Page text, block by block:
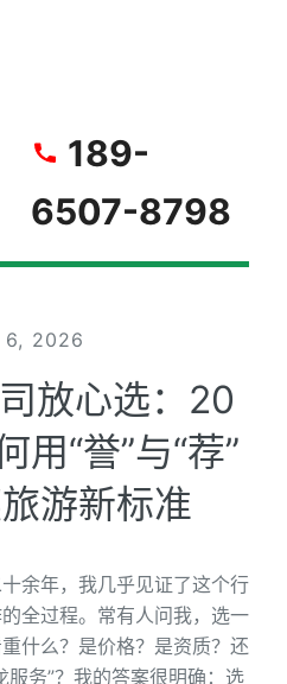
189-
6507-8798
6, 2026
放心选：20
用“誉”与“荐”
游新标准
余年，我几乎见证了这个行
全过程。常有人问我，选一
什么？是价格？是资质？还
服务”？我的答案很明确：选